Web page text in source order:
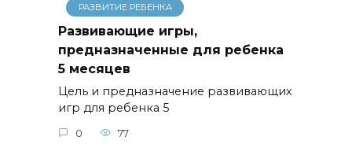
РАЗВИТИЕ РЕБЕНКА
Развивающие игры,
предназначенные для ребенка
5 месяцев
Цель и предназначение развивающих
игр для ребенка 5
0 77